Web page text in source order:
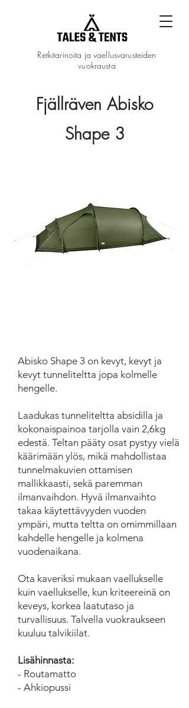
Retkitarinoita ja vaellusvarusteiden
vuokrausta
Fjällräven Abisko
Shape 3
Abisko Shape 3 on kevyt, kevyt ja
kevyt tunneliteltta jopa kolmelle
hengelle.
Laadukas tunneliteltta absidilla ja
kokonaispainoa tarjolla vain 2,6kg
edestä. Teltan pääty osat pystyy vielä
käärimään ylös, mikä mahdollistaa
tunnelmakuvien ottamisen
mallikkaasti, sekä paremman
ilmanvaihdon. Hyvä ilmanvaihto
takaa käytettävyyden vuoden
ympäri, mutta teltta on omimmillaan
kahdelle hengelle ja kolmena
vuodenaikana.
Ota kaveriksi mukaan vaellukselle
kuin vaellukselle, kun kriteereinä on
keveys, korkea laatutaso ja
turvallisuus. Talvella vuokraukseen
kuuluu talvikiilat.
Lisähinnasta:
- Routamatto
- Ahkiopussi